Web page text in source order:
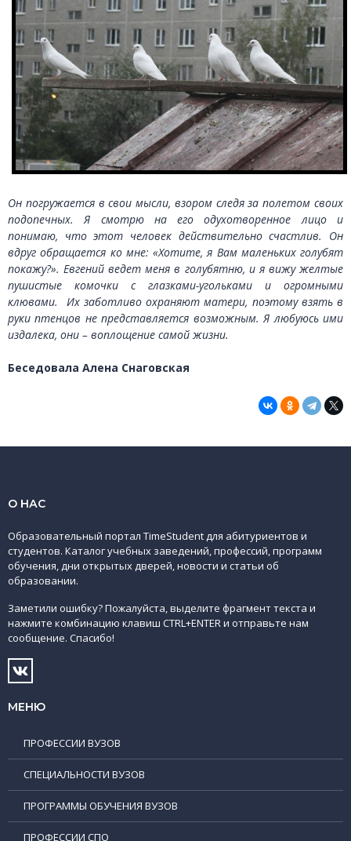
Он погружается в свои мысли, взором следя за полетом своих
подопечных. Я смотрю на его одухотворенное лицо и
понимаю, что этот человек действительно счастлив. Он
вдруг обращается ко мне: «Хотите, я Вам маленьких голубят
покажу?». Евгений ведет меня в голубятню, и я вижу желтые
пушистые комочки с глазками-угольками и огромными
клювами. Их заботливо охраняют матери, поэтому взять в
руки птенцов не представляется возможным. Я любуюсь ими
издалека, они – воплощение самой жизни.
Беседовала Алена Снаговская
О НАС
Образовательный портал TimeStudent для абитуриентов и
студентов. Каталог учебных заведений, профессий, программ
обучения, дни открытых дверей, новости и статьи об
образовании.
Заметили ошибку? Пожалуйста, выделите фрагмент текста и
нажмите комбинацию клавиш CTRL+ENTER и отправьте нам
сообщение. Спасибо!
МЕНЮ
ПРОФЕССИИ ВУЗОВ
СПЕЦИАЛЬНОСТИ ВУЗОВ
ПРОГРАММЫ ОБУЧЕНИЯ ВУЗОВ
ПРОФЕССИИ СПО